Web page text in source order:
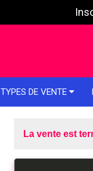
TYPES DE VENTE
La vente est